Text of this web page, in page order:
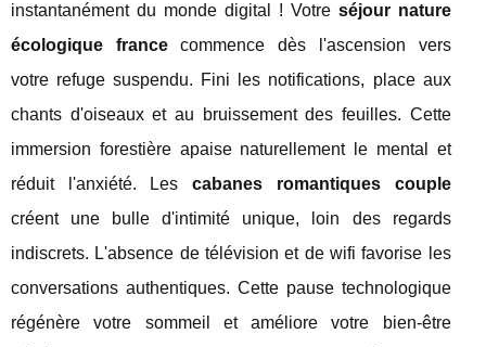
instantanément du monde digital ! Votre séjour nature
écologique francecommence dès l'ascension vers
votre refuge suspendu. Fini les notifications, place aux
chants d'oiseaux et au bruissement des feuilles. Cette
immersion forestière apaise naturellement le mental et
réduit l'anxiété. Lescabanes romantiques couple
créent une bulle d'intimité unique, loin des regards
indiscrets. L'absence de télévision et de wifi favorise les
conversations authentiques. Cette pause technologique
régénère votre sommeil et améliore votre bien-être